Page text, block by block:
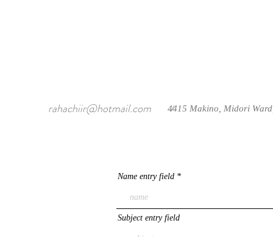
rahachiir@hotmail.com /
4415 Makino, Midori
Name entry field
Subject entry field